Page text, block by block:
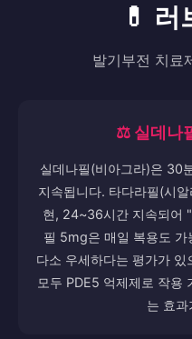
💊 러
발기부전 치료
⚖️ 실데나
실데나필(비아그라)은 30
지속됩니다. 타다라필(시
현, 24~36시간 지속되어
필 5mg은 매일 복용도 가
다소 우세하다는 평가가
모두 PDE5 억제제로 작용
는 효과